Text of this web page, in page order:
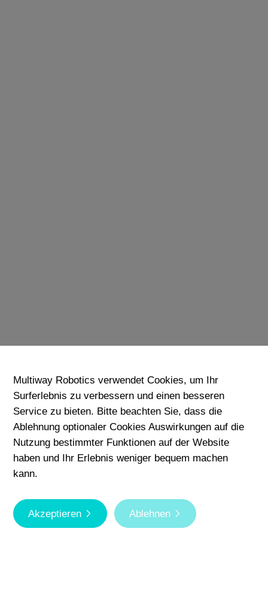
Multiway Robotics verwendet Cookies, um Ihr
Surferlebnis zu verbessern und einen besseren
Service zu bieten. Bitte beachten Sie, dass die
Ablehnung optionaler Cookies Auswirkungen auf die
Nutzung bestimmter Funktionen auf der Website
haben und Ihr Erlebnis weniger bequem machen
kann.
Akzeptieren Ablehnen